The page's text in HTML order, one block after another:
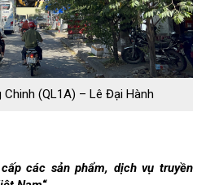
(QL1A) – Lê Đại Hành
các sản phẩm, dịch vụ truyền